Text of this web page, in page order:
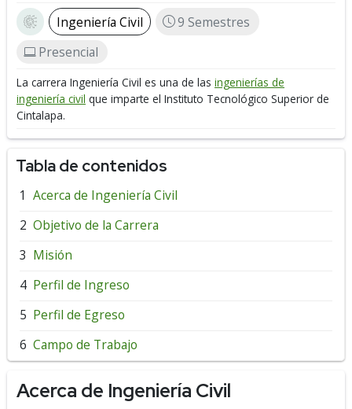
Ingeniería Civil
9 Semestres
Presencial
La carrera Ingeniería Civil es una de las ingenierías de
ingeniería civil que imparte el Instituto Tecnológico Superior de
Cintalapa.
Tabla de contenidos
Acerca de Ingeniería Civil
Objetivo de la Carrera
Misión
Perfil de Ingreso
Perfil de Egreso
Campo de Trabajo
Acerca de Ingeniería Civil